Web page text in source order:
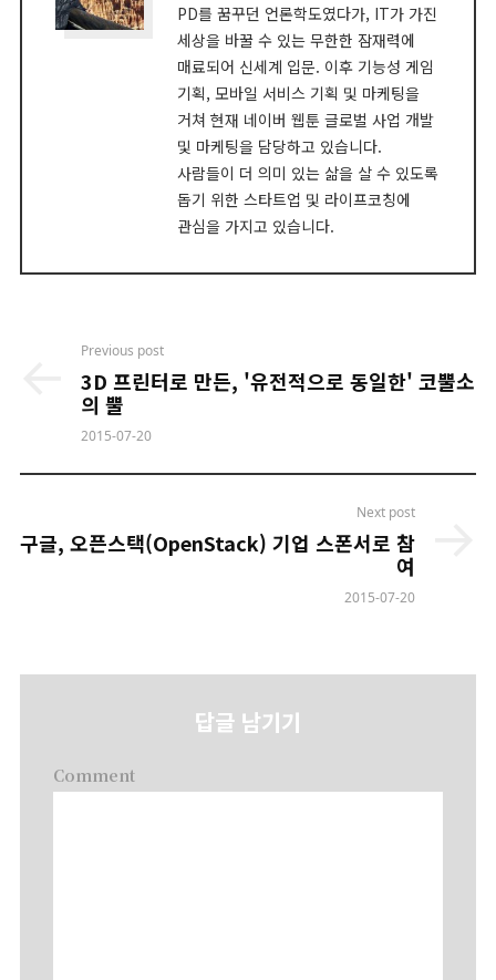
PD를 꿈꾸던 언론학도였다가, IT가 가진
세상을 바꿀 수 있는 무한한 잠재력에
매료되어 신세계 입문. 이후 기능성 게임
기획, 모바일 서비스 기획 및 마케팅을
거쳐 현재 네이버 웹툰 글로벌 사업 개발
및 마케팅을 담당하고 있습니다.
사람들이 더 의미 있는 삶을 살 수 있도록
돕기 위한 스타트업 및 라이프코칭에
관심을 가지고 있습니다.
navigation
Previous post
3D 프린터로 만든, '유전적으로 동일한' 코뿔소
의 뿔
2015-07-20
Next post
구글, 오픈스택(OpenStack) 기업 스폰서로 참
여
2015-07-20
답글 남기기
Comment